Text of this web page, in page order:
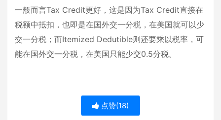
一般而言Tax Credit更好，这是因为Tax Credit直接在
税额中抵扣，也即是在国外交一分税，在美国就可以少
交一分税；而Itemized Dedutible则还要乘以税率，可
能在国外交一分税，在美国只能少交0.5分税。
点赞(18)